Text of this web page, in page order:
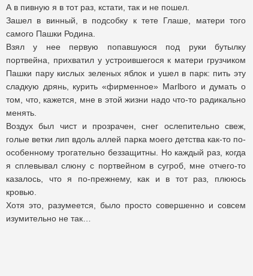
А в пивную я в тот раз, кстати, так и не пошел.
Зашел в винный, в подсобку к тете Глаше, матери того
самого Пашки Родина.
Взял у нее первую попавшуюся под руки бутылку
портвейна, прихватил у устроившегося к матери грузчиком
Пашки пару кислых зеленых яблок и ушел в парк: пить эту
сладкую дрянь, курить «фирменное» Marlboro и думать о
том, что, кажется, мне в этой жизни надо что-то радикально
менять.
Воздух был чист и прозрачен, снег ослепительно свеж,
голые ветки лип вдоль аллей парка моего детства как-то по-
особенному трогательно беззащитны. Но каждый раз, когда
я сплевывал слюну с портвейном в сугроб, мне отчего-то
казалось, что я по-прежнему, как и в тот раз, плююсь
кровью.
Хотя это, разумеется, было просто совершенно и совсем
изумительно не так…